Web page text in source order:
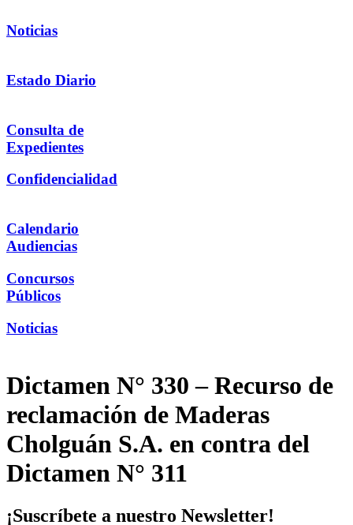
Noticias
Estado Diario
Consulta de
Expedientes
Confidencialidad
Calendario
Audiencias
Concursos
Públicos
Noticias
Dictamen N° 330 – Recurso de
reclamación de Maderas
Cholguán S.A. en contra del
Dictamen N° 311
¡Suscríbete a nuestro Newsletter!